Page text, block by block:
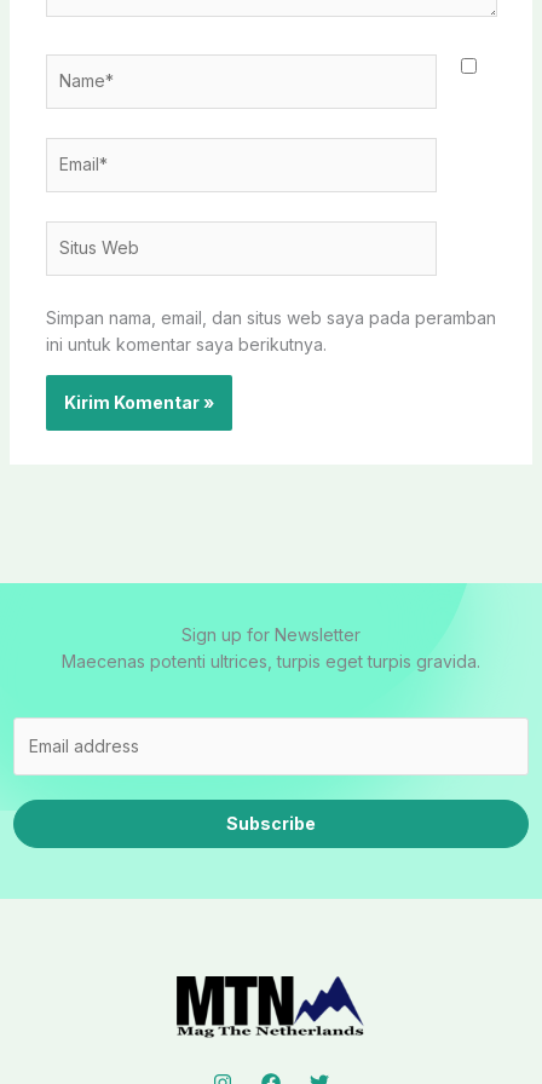
Web
Simpan nama, email, dan situs web saya pada peramban
ini untuk komentar saya berikutnya.
Sign up for Newsletter
Maecenas potenti ultrices, turpis eget turpis gravida.
Subscribe